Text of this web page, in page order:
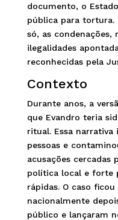
documento, o
pública para tortura.
só, as condenações,
ilegalidades
reconhecidas pela
Contexto
Durante anos, a
que Evandro teria
ritual. Essa
pessoas e
acusações cercadas
política local e forte
rápidas. O caso
nacionalmente
público e lançaram